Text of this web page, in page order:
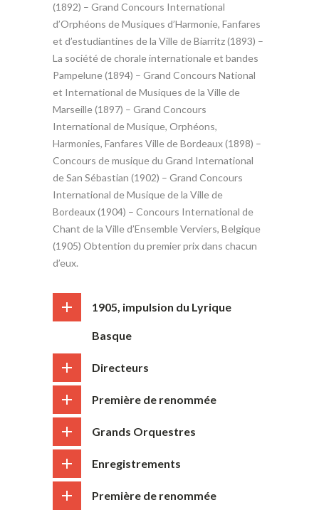
(1892) – Grand Concours International
d’Orphéons de Musiques d’Harmonie, Fanfares
et d’estudiantines de la Ville de Biarritz (1893) –
La société de chorale internationale et bandes
Pampelune (1894) – Grand Concours National
et International de Musiques de la Ville de
Marseille (1897) – Grand Concours
International de Musique, Orphéons,
Harmonies, Fanfares Ville de Bordeaux (1898) –
Concours de musique du Grand International
de San Sébastian (1902) – Grand Concours
International de Musique de la Ville de
Bordeaux (1904) – Concours International de
Chant de la Ville d’Ensemble Verviers, Belgique
(1905) Obtention du premier prix dans chacun
d’eux.
1905, impulsion du Lyrique
Basque
Directeurs
Première de renommée
Grands Orquestres
Enregistrements
Première de renommée